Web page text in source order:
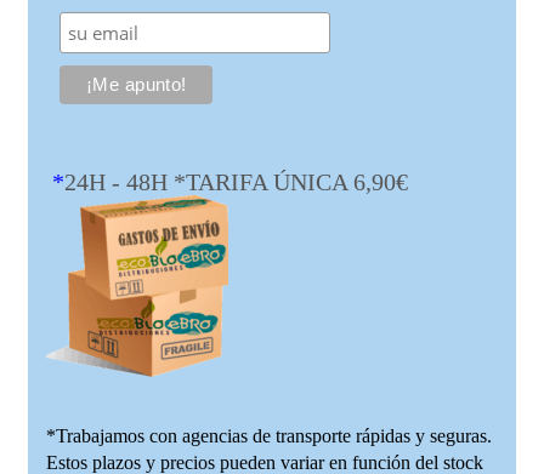
*24H - 48H *TARIFA ÚNICA 6,90€
*Trabajamos con agencias de transporte rápidas y seguras.
Estos plazos y precios pueden variar en función del stock